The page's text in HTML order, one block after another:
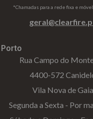
*Chamadas para a rede fixa e
Rua Campo do
4400-572
Vila Nova de Gaia
Segunda a Sexta - Por